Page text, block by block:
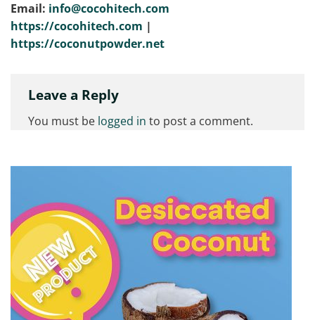
Email: info@cocohitech.com
https://cocohitech.com |
https://coconutpowder.net
Leave a Reply
You must be logged in to post a comment.